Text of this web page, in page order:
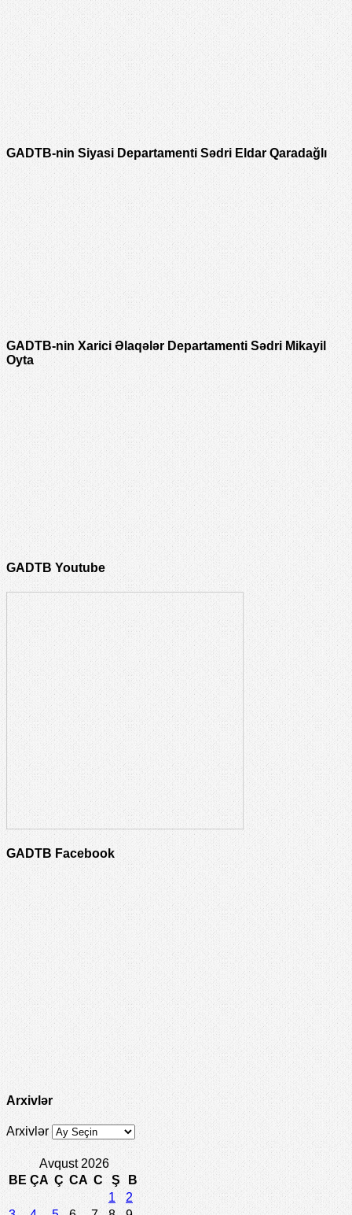
GADTB-nin Siyasi Departamenti Sədri Eldar Qaradağlı
GADTB-nin Xarici Əlaqələr Departamenti Sədri Mikayil
Oyta
GADTB Youtube
GADTB Facebook
Arxivlər
Arxivlər
Avqust 2026
BE ÇA Ç CA C Ş
B
1
2